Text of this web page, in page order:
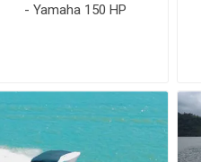
- Yamaha 150 HP